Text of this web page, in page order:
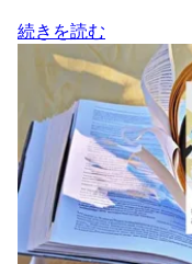
続きを読む